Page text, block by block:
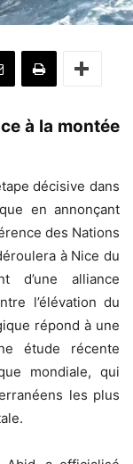
à la montée
décisive dans
en annonçant
des Nations
à Nice du
alliance
l’élévation du
répond à une
étude récente
mondiale, qui
les plus